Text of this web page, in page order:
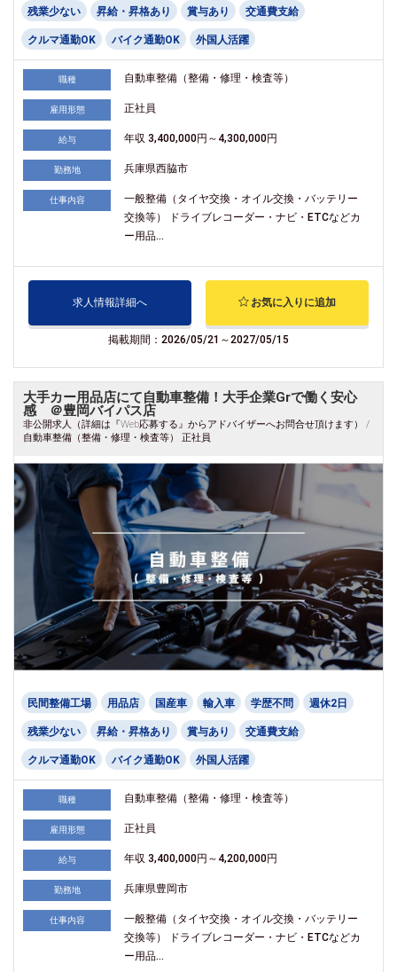
残業少ない 昇給・昇格あり 賞与あり 交通費支給
クルマ通勤OK バイク通勤OK 外国人活躍
職種 自動車整備（整備・修理・検査等）
雇用形態 正社員
給与 年収 3,400,000円～4,300,000円
勤務地 兵庫県西脇市
仕事内容
一般整備（タイヤ交換・オイル交換・バッテリー
交換等） ドライブレコーダー・ナビ・ETCなどカ
ー用品...
求人情報詳細へ お気に入りに追加
掲載期間：2026/05/21～2027/05/15
大手カー用品店にて自動車整備！大手企業Grで働く安心
感 ＠豊岡バイパス店
非公開求人（詳細は『Web応募する』からアドバイザーへお問合せ頂けます） /
自動車整備（整備・修理・検査等） 正社員
民間整備工場 用品店 国産車 輸入車 学歴不問 週休2日
残業少ない 昇給・昇格あり 賞与あり 交通費支給
クルマ通勤OK バイク通勤OK 外国人活躍
職種 自動車整備（整備・修理・検査等）
雇用形態 正社員
給与 年収 3,400,000円～4,200,000円
勤務地 兵庫県豊岡市
仕事内容
一般整備（タイヤ交換・オイル交換・バッテリー
交換等） ドライブレコーダー・ナビ・ETCなどカ
ー用品...